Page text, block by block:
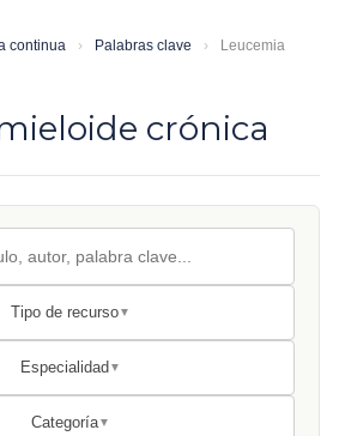
continua › Palabras clave ›
Leucemia
crónica
Tipo de recurso▼
Especialidad ▼
Categoría▼